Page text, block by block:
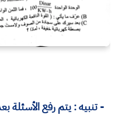
- تنبيه :يتم رفع الأسئلة